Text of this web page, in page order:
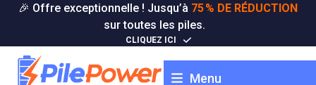
Skip🎉 Offre exceptionnelle ! Jusqu’à 75 % DE RÉDUCTION
sur toutes les piles.
CLIQUEZ ICI
Menu